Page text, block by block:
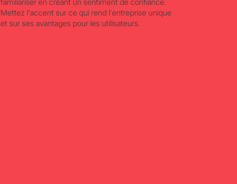
familiariser en créant un sentiment de confiance.
Mettez l'accent sur ce qui rend l'entreprise unique
et sur ses avantages pour les utilisateurs.